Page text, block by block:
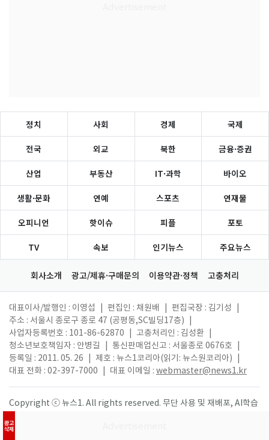
광고
삭제
정치 사회 경제 국제
전국 외교 북한 금융·증권
산업 부동산 IT·과학 바이오
생활·문화 연예 스포츠 연재물
오피니언 핫이슈 피플 포토
TV 속보 인기뉴스 주요뉴스
회사소개 광고/제휴·구매문의 이용약관·정책 고충처리
대표이사/발행인 : 이영섭 편집인 : 채원배 편집국장 : 김기성
주소 : 서울시 종로구 종로 47 (공평동,SC빌딩17층)
사업자등록번호 : 101-86-62870
고충처리인 : 김성환
청소년보호책임자 : 안병길
통신판매업신고 : 서울종로 0676호
등록일 : 2011. 05. 26
제호 : 뉴스1코리아(읽기: 뉴스원코리아)
대표 전화 : 02-397-7000
대표 이메일 : webmaster@news1.kr
Copyright ⓒ 뉴스1. All rights reserved. 무단 사용 및 재배포, AI학습